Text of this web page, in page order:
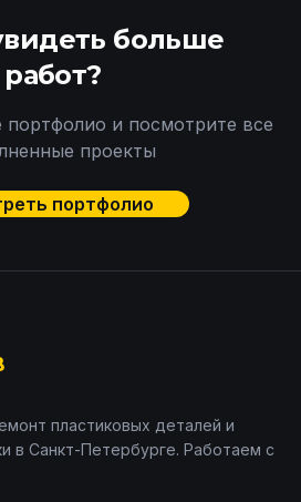
больше
работ?
и посмотрите все
проекты
портфолио
пластиковых деталей и
в Санкт-Петербурге. Работаем с